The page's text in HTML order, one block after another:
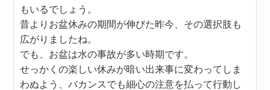
もいるでしょう。
昔よりお盆休みの期間が伸びた昨今、その選択肢も
広がりましたね。
でも、お盆は水の事故が多い時期です。
せっかくの楽しい休みが暗い出来事に変わってしま
わぬよう、バカンスでも細心の注意を払って行動し